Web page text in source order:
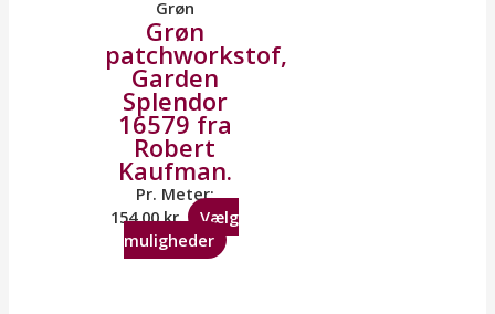
Grøn
Grøn
patchworkstof,
Garden
Splendor
16579 fra
Robert
Kaufman.
Pr. Meter:
154,00kr.
Vælg
muligheder